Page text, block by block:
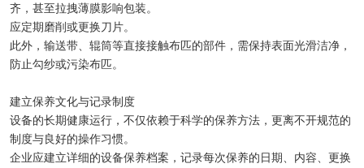
齐，甚至拉拽薄膜影响包装。
应定期磨削或更换刀片。
此外，输送带、辊筒等直接接触布匹的部件，需保持表面光滑洁净，
防止勾纱或污染布匹。
建立保养文化与记录制度
设备的长期健康运行，不仅依赖于科学的保养方法，更离不开规范的
制度与良好的操作习惯。
企业应建立详细的设备保养档案，记录每次保养的日期、内容、更换